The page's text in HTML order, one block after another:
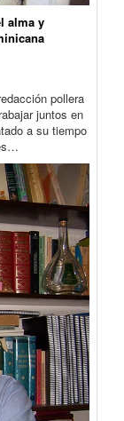
alma y
pollera
juntos en
a su tiempo